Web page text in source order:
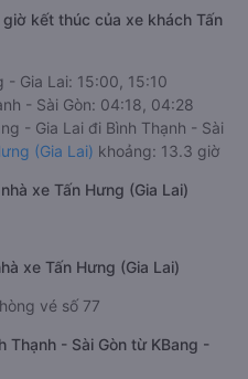
kết thúc của xe khách Tấn
- Gia Lai: 15:00, 15:10
- Sài Gòn: 04:18, 04:28
- Gia Lai đi Bình Thạnh - Sài
(Gia Lai) khoảng: 13.3 giờ
xe Tấn Hưng (Gia Lai)
xe Tấn Hưng (Gia Lai)
vé số 77
Thạnh - Sài Gòn từ KBang -